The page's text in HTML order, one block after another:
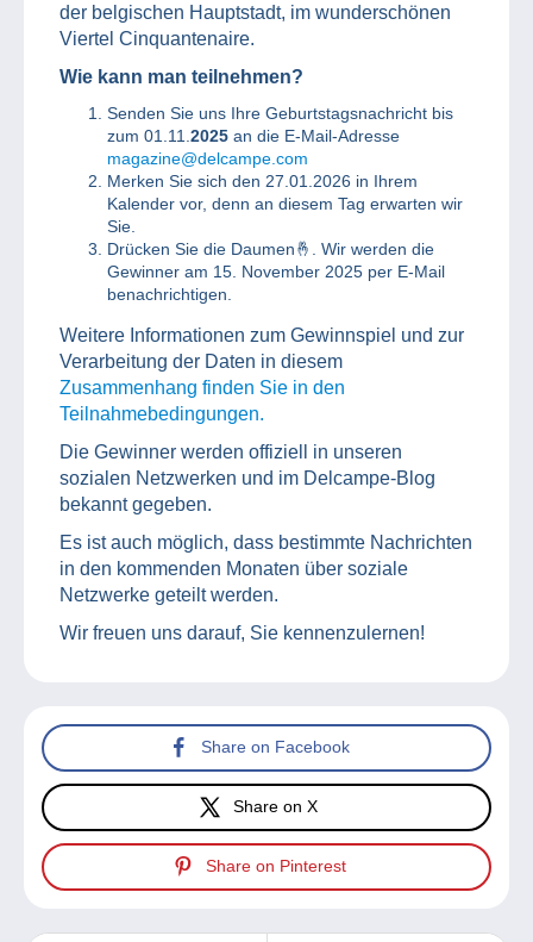
der belgischen Hauptstadt, im wunderschönen
Viertel Cinquantenaire.
Wie kann man teilnehmen?
Senden Sie uns Ihre Geburtstagsnachricht bis
zum 01.11. 2025 an die E-Mail-Adresse
magazine@delcampe.com
Merken Sie sich den 27.01.2026 in Ihrem
Kalender vor, denn an diesem Tag erwarten wir
Sie.
Drücken Sie die Daumen🤞. Wir werden die
Gewinner am 15. November 2025 per E-Mail
benachrichtigen.
Weitere Informationen zum Gewinnspiel und zur
Verarbeitung der Daten in diesem
Zusammenhang finden Sie in den
Teilnahmebedingungen.
Die Gewinner werden offiziell in unseren
sozialen Netzwerken und im Delcampe-Blog
bekannt gegeben.
Es ist auch möglich, dass bestimmte Nachrichten
in den kommenden Monaten über soziale
Netzwerke geteilt werden.
Wir freuen uns darauf, Sie kennenzulernen!
Share on Facebook
Share on X
Share on Pinterest